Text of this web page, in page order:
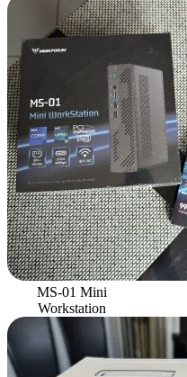
MS-01 Mini
Workstation